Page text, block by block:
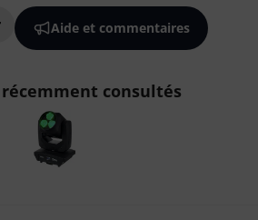
Aide et commentaires
consultés